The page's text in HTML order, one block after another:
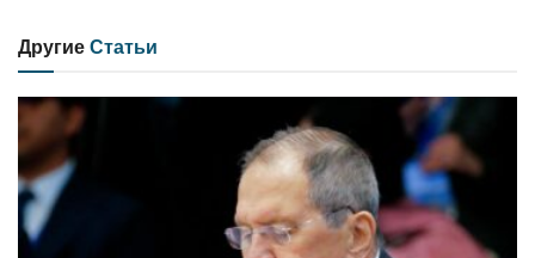
ДругиеСтатьи